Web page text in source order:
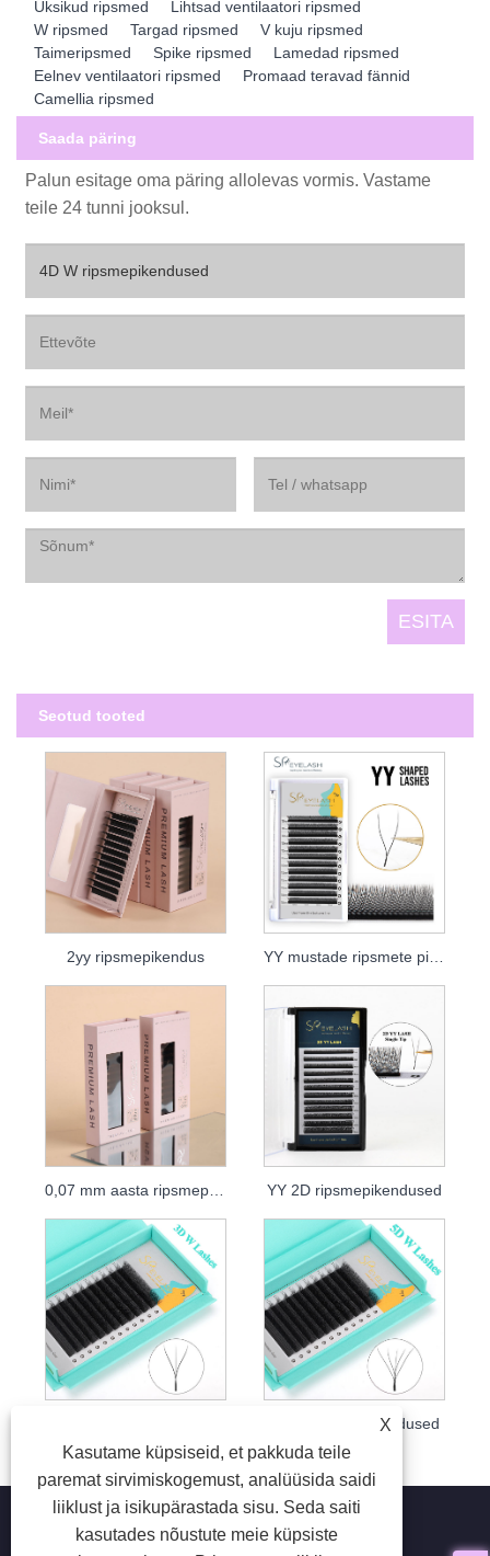
Üksikud ripsmed
Lihtsad ventilaatori ripsmed
W ripsmed
Targad ripsmed
V kuju ripsmed
Taimeripsmed
Spike ripsmed
Lamedad ripsmed
Eelnev ventilaatori ripsmed
Promaad teravad fännid
Camellia ripsmed
Saada päring
Palun esitage oma päring allolevas vormis. Vastame
teile 24 tunni jooksul.
Seotud tooted
2yy ripsmepikendus
0,07 mm aasta ripsmepikendused YY 2D ripsmepikendused
5D W ripsmepikendused
X
Kasutame küpsiseid, et pakkuda teile
paremat sirvimiskogemust, analüüsida saidi
liiklust ja isikupärastada sisu. Seda saiti
kasutades nõustute meie küpsiste